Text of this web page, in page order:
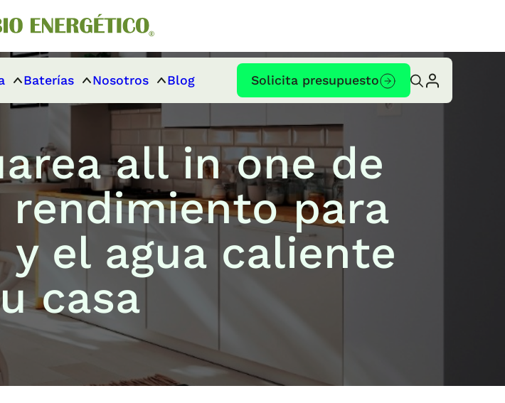
Baterías Nosotros Blog Solicita presupuesto
all in one de
para
el agua caliente
casa